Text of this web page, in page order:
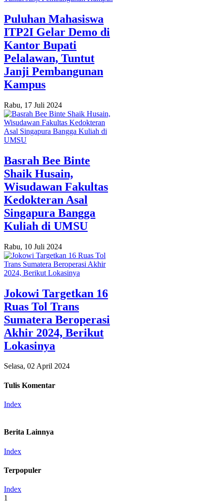
Puluhan Mahasiswa
ITP2I Gelar Demo di
Kantor Bupati
Pelalawan, Tuntut
Janji Pembangunan
Kampus
Rabu, 17 Juli 2024
Basrah Bee Binte
Shaik Husain,
Wisudawan Fakultas
Kedokteran Asal
Singapura Bangga
Kuliah di UMSU
Rabu, 10 Juli 2024
Jokowi Targetkan 16
Ruas Tol Trans
Sumatera Beroperasi
Akhir 2024, Berikut
Lokasinya
Selasa, 02 April 2024
Tulis Komentar
Index
Berita Lainnya
Index
Terpopuler
Index
1